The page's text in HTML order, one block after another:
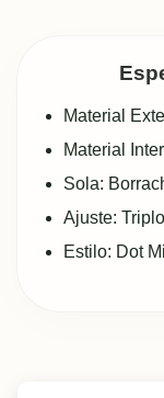
Material
Material
Sola:
Ajuste:
Estilo: Dot